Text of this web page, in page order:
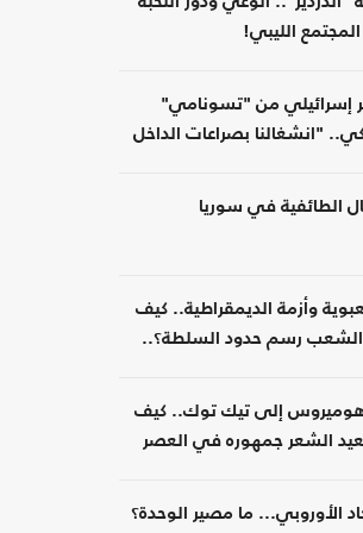
الليبي!
إسرائيلي من "تسونامي"
"انشغالنا بصراعات الداخل
الطائفية في سوريا
وأزمة الديمقراطية.. كيف
الشعب رسم حدود السلطة؟..
إلى تيك توك.. كيف
الشعر جمهوره في العصر
الأوروبي... ما مصير الوحدة؟